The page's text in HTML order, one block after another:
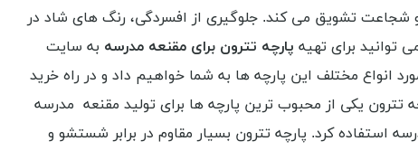
شجاعت تشویق می کند. جلوگیری از افسردگی، رنگ های شاد در
برای تهیه پارچه تترون برای مقنعه مدرسه به سایت
انواع مختلف این پارچه ها به شما خواهیم داد و در راه خرید
تترون یکی از محبوب ترین پارچه ها برای تولید مقنعه مدرسه
کرد. پارچه تترون بسیار مقاوم در برابر شستشو و